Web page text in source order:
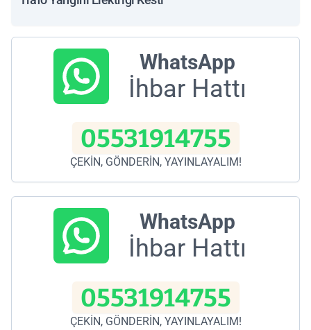
WhatsApp
İhbar Hattı
05531914755
ÇEKİN, GÖNDERİN, YAYINLAYALIM!
WhatsApp
İhbar Hattı
05531914755
ÇEKİN, GÖNDERİN, YAYINLAYALIM!